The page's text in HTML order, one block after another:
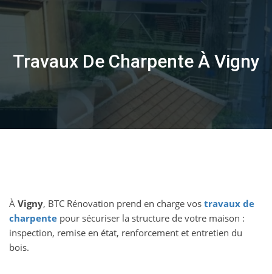
Skip
Travaux De Charpente À Vigny
À Vigny, BTC Rénovation prend en charge vos travaux de
charpente pour sécuriser la structure de votre maison :
inspection, remise en état, renforcement et entretien du
bois.